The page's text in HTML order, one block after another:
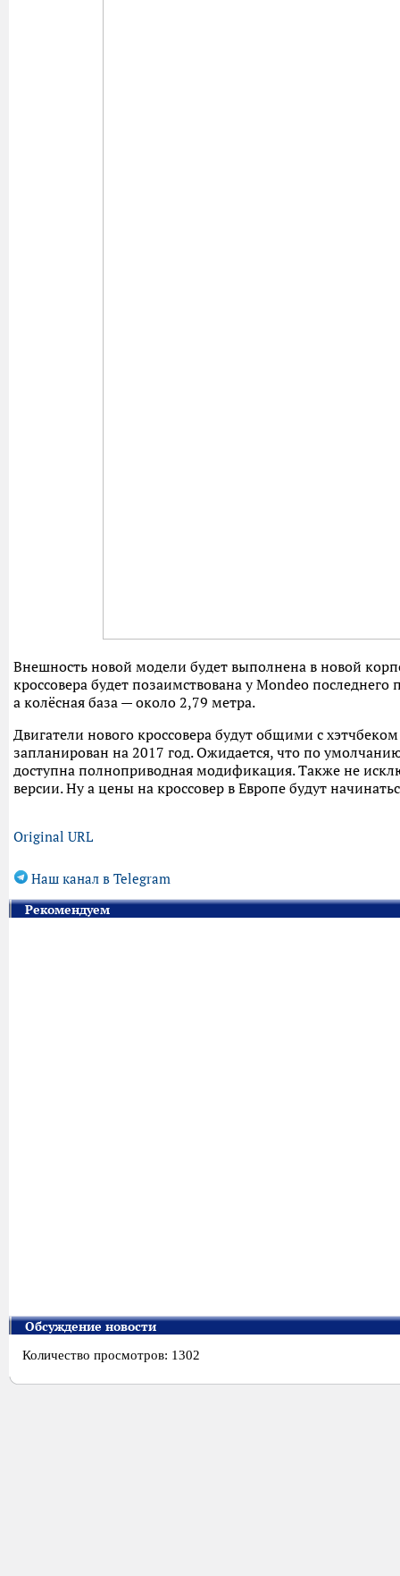
Внешность новой модели будет выполнена в новой
кроссовера будет позаимствована у Mondeo
а колёсная база — около 2,79 метра.
Двигатели нового кроссовера будут общими с
запланирован на 2017 год. Ожидается, что по
доступна полноприводная модификация. Также не
версии. Ну а цены на кроссовер в Европе будут
Original URL
Наш канал в Telegram
Рекомендуем
Обсуждение новости
Количество просмотров: 1302